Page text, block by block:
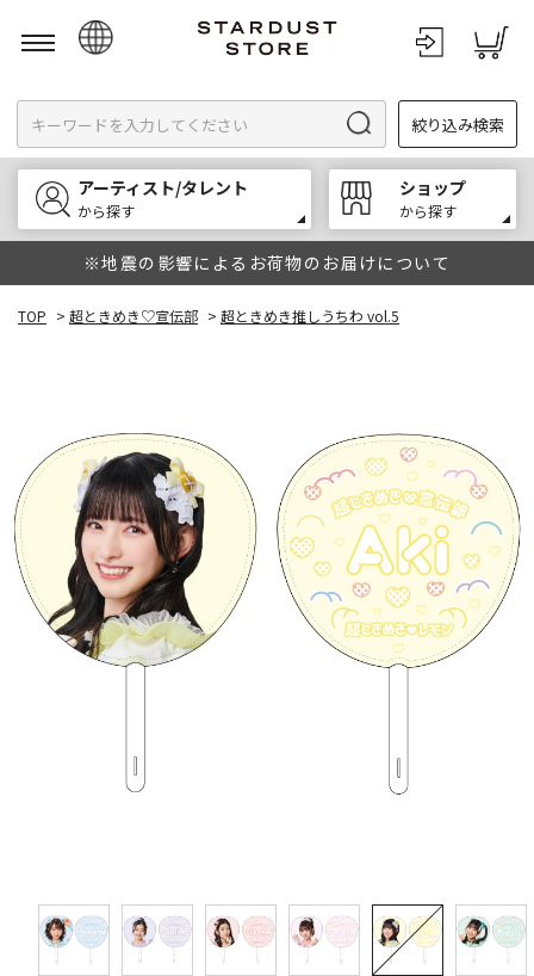
English
한국어
中文
絞り込み検索
アーティスト/タレント
から探す
ショップ
から探す
※地震の影響によるお荷物のお届けについて
TOP > 超ときめき♡宣伝部 > 超ときめき推しうちわ vol.5